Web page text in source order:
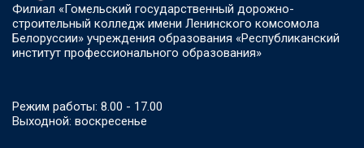
Филиал «Гомельский государственный дорожно-
строительный колледж имени Ленинского комсомола
Белоруссии» учреждения образования «Республиканский
институт профессионального образования»
Режим работы: 8.00 - 17.00
Выходной: воскресенье